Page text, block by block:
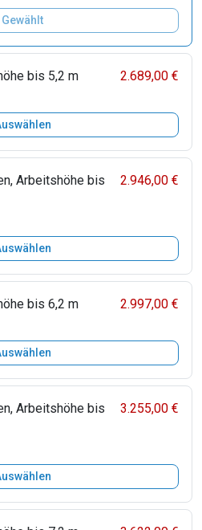
Gewählt
bis 5,2 m 2.689,00 €
Arbeitshöhe bis
2.946,00 €
bis 6,2 m 2.997,00 €
Arbeitshöhe bis
3.255,00 €